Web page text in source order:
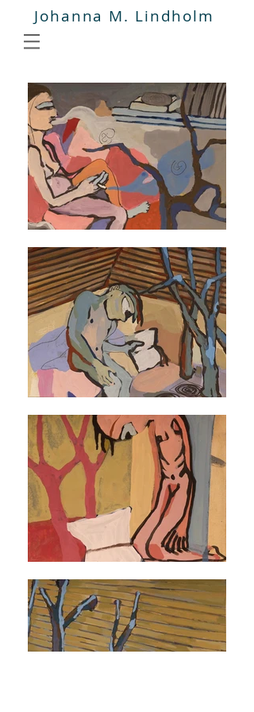
Johanna M. Lindholm